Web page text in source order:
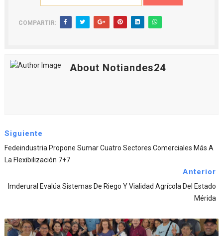
COMPARTIR:
About Notiandes24
Siguiente
Fedeindustria Propone Sumar Cuatro Sectores Comerciales Más A
La Flexibilización 7+7
Anterior
Imderural Evalúa Sistemas De Riego Y Vialidad Agrícola Del Estado
Mérida